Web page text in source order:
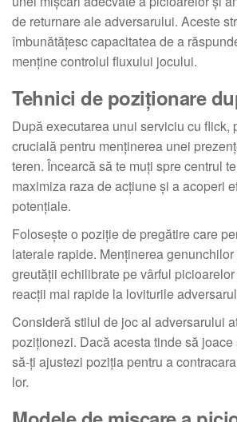
de returnare ale adversarului. Aceste
îmbunătățesc capacitatea de a
menține controlul fluxului jocului.
Tehnici de poziționare
După executarea unui serviciu cu flick,
crucială pentru menținerea unei
teren. Încearcă să te muți spre centrul
maximiza raza de acțiune și a acoperi
potențiale.
Folosește o poziție de pregătire care
laterale rapide. Menținerea
greutății echilibrate pe vârful
reacții mai rapide la loviturile
Consideră stilul de joc al adversarului
poziționezi. Dacă acesta tinde să
să-ți ajustezi poziția pentru a
lor.